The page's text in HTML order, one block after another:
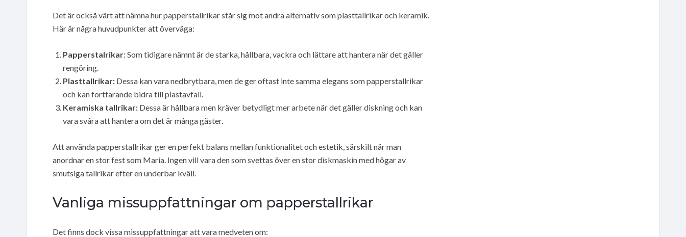
Det är också värt att nämna hur papperstallrikar står sig mot andra alternativ som plasttallrikar och keramik.
Här är några huvudpunkter att överväga:
Papperstalrikar: Som tidigare nämnt är de starka, hållbara, vackra och lättare att hantera när det gäller
rengöring.
Plasttallrikar: Dessa kan vara nedbrytbara, men de ger oftast inte samma elegans som papperstallrikar
och kan fortfarande bidra till plastavfall.
Keramiska tallrikar: Dessa är hållbara men kräver betydligt mer arbete när det gäller diskning och kan
vara svåra att hantera om det är många gäster.
Att använda papperstallrikar ger en perfekt balans mellan funktionalitet och estetik, särskilt när man
anordnar en stor fest som Maria. Ingen vill vara den som svettas över en stor diskmaskin med högar av
smutsiga tallrikar efter en underbar kväll.
Vanliga missuppfattningar om papperstallrikar
Det finns dock vissa missuppfattningar att vara medveten om: